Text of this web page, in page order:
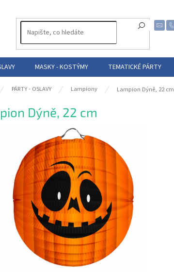
MASKY - KOSTÝMY TEMATICKÉ PÁRTY
PÁRTY - OSLAVY Lampiony Lampion Dýně, 22 cm
Dýně, 22 cm